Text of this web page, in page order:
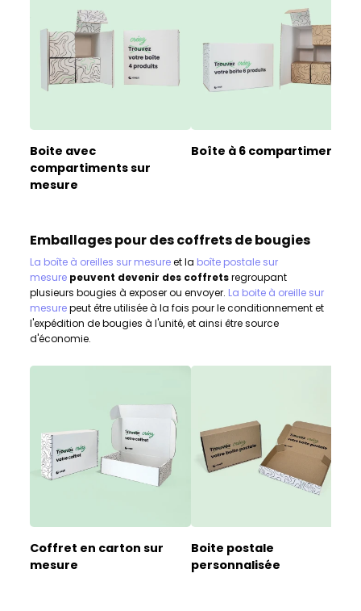
Boite avec
compartiments sur
mesure
Boîte à 6 compartiments
Emballages pour des coffrets de bougies
La boîte à oreilles sur mesureet la boîte postale sur
mesure peuvent devenir des coffretsregroupant
plusieurs bougies à exposer ou envoyer. La boite à oreille sur
mesurepeut être utilisée à la fois pour le conditionnement et
l'expédition de bougies à l'unité, et ainsi être source
d'économie.
Coffret en carton sur
mesure
Boite postale
personnalisée